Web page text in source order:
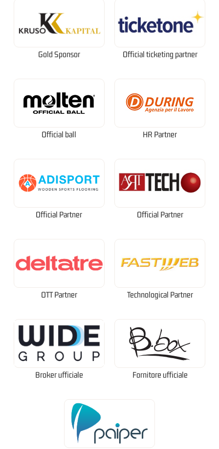
Gold Sponsor Official ticketing partner
Official ball HR Partner
Official Partner Official Partner
OTT Partner Technological Partner
Broker ufficiale Fornitore ufficiale